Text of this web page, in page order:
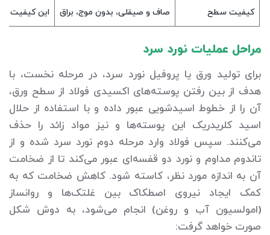
کیفیت سطح صاف و صیقلی، بدون موج، براق این کیفیت
مراحل عملیات نورد سرد
برای تولید ورق یا پروفیل نورد سرد، در مرحله نخست، با
هدف از بین رفتن پوسته‌های اکسیدی فولاد از سطح ورق،
آن را از خطوط اسیدشویی عبور داده و با استفاده از حلال
اسید کلریدریک این پوسته‌ها و نیز مواد زائد را حذف
می‌کنند. سپس فولاد وارد مرحله دوم نورد سرد شده و از
تاندوم مداوم و نورد دو قفسه‌ای عبور می‌کند تا از ضخامت
آن به اندازه مورد نظر، کاسته شود. کاهش ضخامت که به
کمک ایجاد نیروی اصطکاک بین غلتک‌ها و روانساز
(امولسیون آب و روغن) انجام می‌شود، به دوش شکل
صورت خواهد گرفت: